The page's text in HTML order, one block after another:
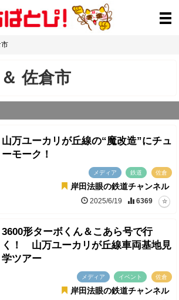
＆佐倉市
山万ユーカリが丘線の“魔改造”にチュ
ーモーク！
メディア 鉄道 佐倉
岸田法眼の鉄道チャンネル
2025/6/19 6369
3600形ターボくん＆こあら号で行
く！ 山万ユーカリが丘線車両基地見
学ツアー
メディア イベント 佐倉
岸田法眼の鉄道チャンネル